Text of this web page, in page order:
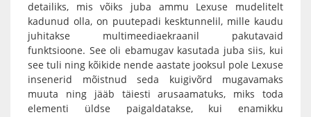
detailiks, mis võiks juba ammu Lexuse mudelitelt
kadunud olla, on puutepadi kesktunnelil, mille kaudu
juhitakse multimeediaekraanil pakutavaid
funktsioone. See oli ebamugav kasutada juba siis, kui
see tuli ning kõikide nende aastate jooksul pole Lexuse
insenerid mõistnud seda kuigivõrd mugavamaks
muuta ning jääb täiesti arusaamatuks, miks toda
elementi üldse paigaldatakse, kui enamikku